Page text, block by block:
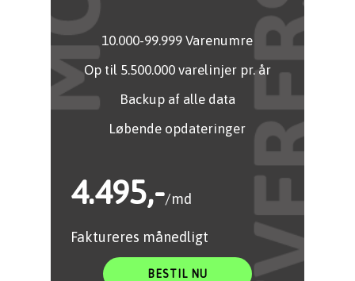
10.000-99.999 Varenumre
Op til 5.500.000 varelinjer pr. år
Backup af alle data
Løbende opdateringer
4.495,-/md
Faktureres månedligt
BESTIL NU